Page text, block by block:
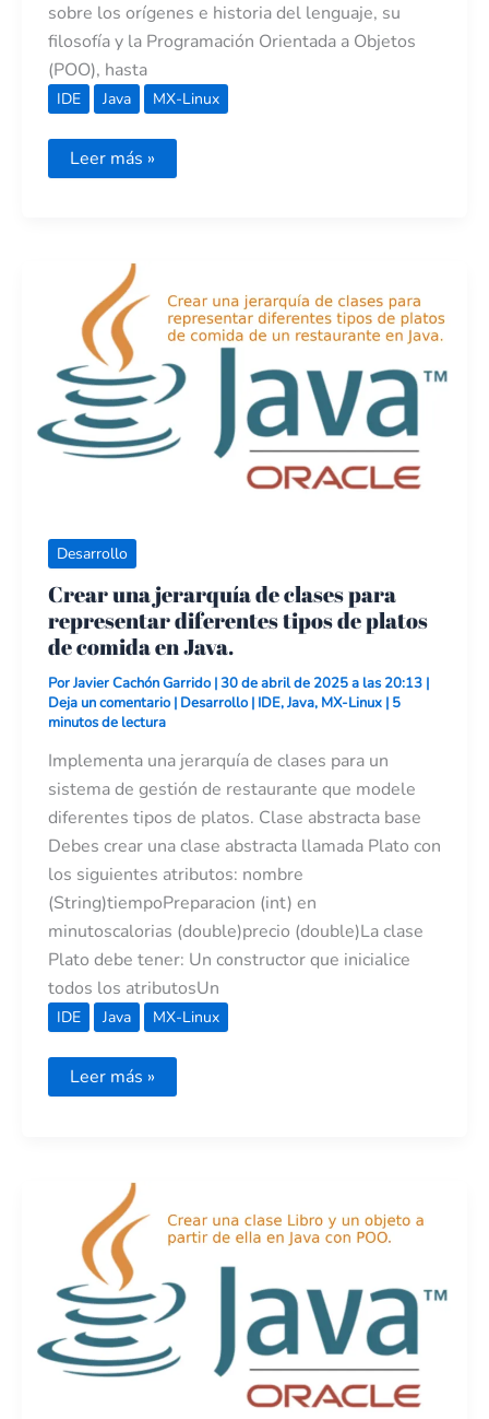
sobre los orígenes e historia del lenguaje, su
filosofía y la Programación Orientada a Objetos
(POO), hasta
IDE Java MX-Linux
Leer más »
Desarrollo
Crear una jerarquía de clases para
representar diferentes tipos de platos
de comida en Java.
PorJavier Cachón Garrido|30 de abril de 2025 a las 20:13 |
Deja un comentario | Desarrollo| IDE,Java, MX-Linux | 5
minutos de lectura
Implementa una jerarquía de clases para un
sistema de gestión de restaurante que modele
diferentes tipos de platos. Clase abstracta base
Debes crear una clase abstracta llamada Plato con
los siguientes atributos: nombre
(String)tiempoPreparacion (int) en
minutoscalorias (double)precio (double)La clase
Plato debe tener: Un constructor que inicialice
todos los atributosUn
IDE Java MX-Linux
jerarquía
de
clases
para
representar
diferentes
tipos
de
platos
de
Leer más »
clase
Libro
un
objeto
a
partir
de
ella
en